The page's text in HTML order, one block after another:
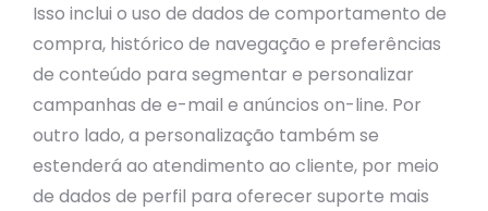
Isso inclui o uso de dados de comportamento de
compra, histórico de navegação e preferências
de conteúdo para segmentar e personalizar
campanhas de e-mail e anúncios on-line. Por
outro lado, a personalização também se
estenderá ao atendimento ao cliente, por meio
de dados de perfil para oferecer suporte mais